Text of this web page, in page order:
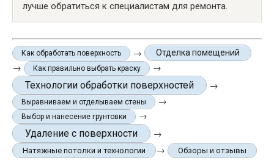
лучше обратиться к специалистам для ремонта.
Как обработать поверхность → Отделка помещений
→ Как правильно выбрать краску →
Технологии обработки поверхностей →
Выравниваем и отделываем стены →
Выбор и нанесение грунтовки →
Удаление с поверхности →
Натяжные потолки и технологии → Обзоры и отзывы